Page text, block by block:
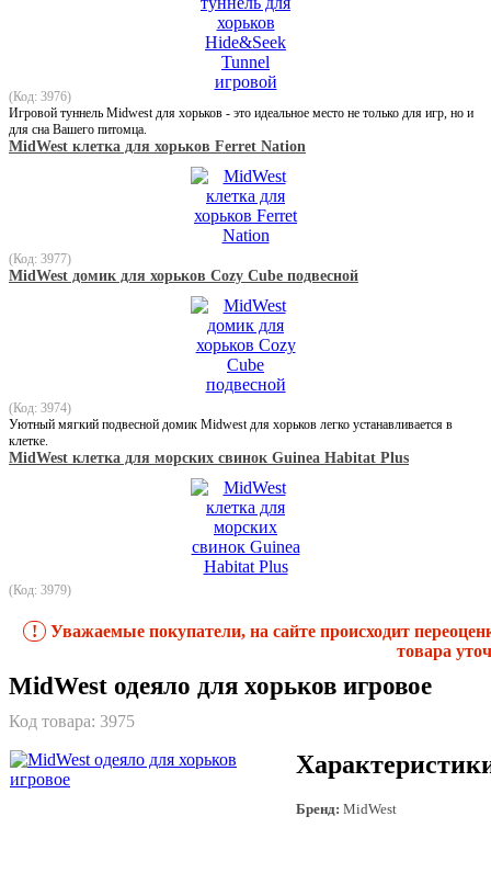
(Код: 3976)
Игровой туннель Midwest для хорьков - это идеальное место не только для игр, но и
для сна Вашего питомца.
MidWest клетка для хорьков Ferret Nation
(Код: 3977)
MidWest домик для хорьков Cozy Cube подвесной
(Код: 3974)
Уютный мягкий подвесной домик Midwest для хорьков легко устанавливается в
клетке.
MidWest клетка для морских свинок Guinea Habitat Plus
(Код: 3979)
!
Уважаемые покупатели, на сайте происходит
товара
MidWest одеяло для хорьков игровое
Код товара: 3975
Бренд: MidWest